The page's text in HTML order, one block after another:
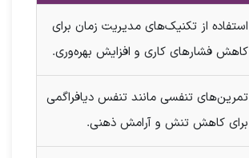
استفاده از تکنیک‌های مدیریت زمان برای
کاهش فشارهای کاری و افزایش بهره‌وری.
تمرین‌های تنفسی مانند تنفس دیافراگمی
برای کاهش تنش و آرامش ذهنی.